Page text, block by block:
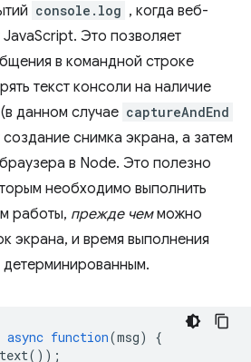
console.log , когда веб-
Это позволяет
в командной строке
текст консоли на наличие
данном случае captureAndEnd
создание снимка экрана, а затем
в Node. Это полезно
необходимо выполнить
работы, прежде чемможно
экрана, и время выполнения
детерминированным.
async function(msg)
{
text());